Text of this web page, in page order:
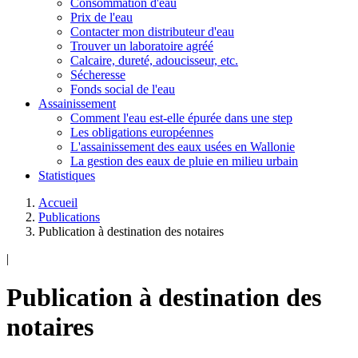
Prix de l'eau
Contacter mon distributeur d'eau
Trouver un laboratoire agréé
Calcaire, dureté, adoucisseur, etc.
Sécheresse
Fonds social de l'eau
Assainissement
Comment l'eau est-elle épurée dans une step
Les obligations européennes
L'assainissement des eaux usées en Wallonie
La gestion des eaux de pluie en milieu urbain
Statistiques
Accueil
Publications
Publication à destination des notaires
|
Publication à destination des
notaires